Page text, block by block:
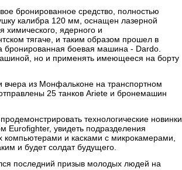
бронированное средство, полностью
калибра 120 мм, оснащен лазерной
ядерного и
тягаче, и таким образом прошел в
боевая машина - Dardo.
но и применять имеющееся на борту
вчера из Монфальконе на транспортном
25 танков Ariete и бронемашин
технологические новинки
Eurofighter, увидеть подразделения
и касками с микрокамерами,
и будет солдат будущего.
последний призыв молодых людей на